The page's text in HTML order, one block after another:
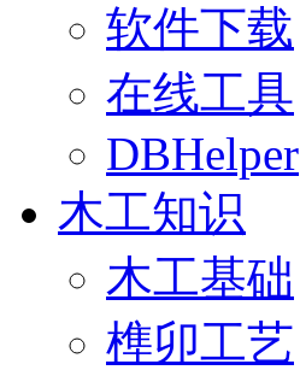
软件下载
在线工具
DBHelper
木工知识
木工基础
榫卯工艺